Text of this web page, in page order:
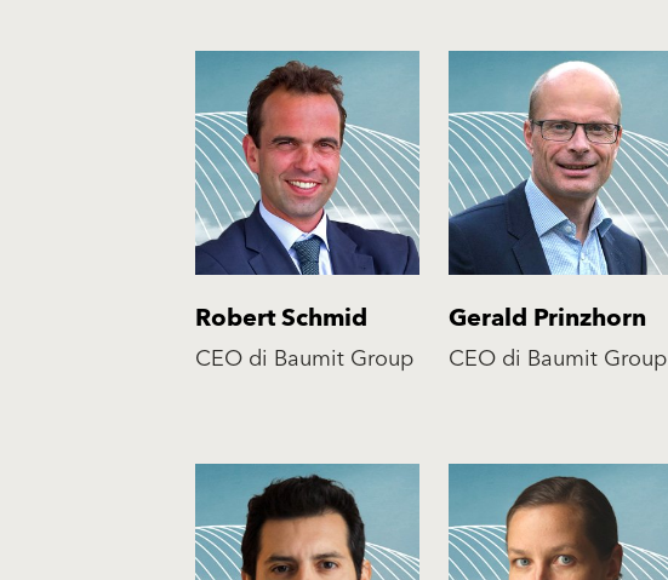
Robert Schmid Gerald Prinzhorn
CEO di Baumit Group CEO di Baumit Group